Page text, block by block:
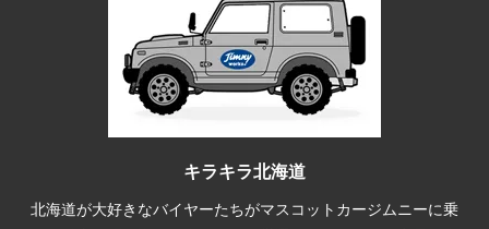
キラキラ北海道
北海道が大好きなバイヤーたちがマスコットカージムニーに乗